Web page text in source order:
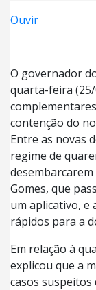
Ouvir
O governador
quarta-feira
contenção do
Entre as novas
regime de
Gomes, que
um aplicativo, e
rápidos para a
Em relação à
explicou que a
casos suspeitos